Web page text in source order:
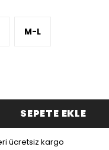
M-L
SEPETE EKLE
ücretsiz kargo